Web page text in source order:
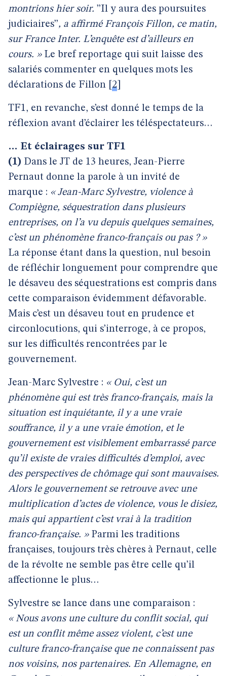
montrions hier soir. ’’Il y aura des poursuites
judiciaires’’, a affirmé François Fillon, ce matin,
sur France Inter. L’enquête est d’ailleurs en
cours. » Le bref reportage qui suit laisse des
salariés commenter en quelques mots les
déclarations de Fillon 2
TF1, en revanche, s’est donné le temps de la
réflexion avant d’éclairer les téléspectateurs…
… Et éclairages sur TF1
(1) Dans le JT de 13 heures, Jean-Pierre
Pernaut donne la parole à un invité de
marque : « Jean-Marc Sylvestre, violence à
Compiègne, séquestration dans plusieurs
entreprises, on l’a vu depuis quelques semaines,
c’est un phénomène franco-français ou pas ? »
La réponse étant dans la question, nul besoin
de réfléchir longuement pour comprendre que
le désaveu des séquestrations est compris dans
cette comparaison évidemment défavorable.
Mais c’est un désaveu tout en prudence et
circonlocutions, qui s’interroge, à ce propos,
sur les difficultés rencontrées par le
gouvernement.
Jean-Marc Sylvestre : « Oui, c’est un
phénomène qui est très franco-français, mais la
situation est inquiétante, il y a une vraie
souffrance, il y a une vraie émotion, et le
gouvernement est visiblement embarrassé parce
qu’il existe de vraies difficultés d’emploi, avec
des perspectives de chômage qui sont mauvaises.
Alors le gouvernement se retrouve avec une
multiplication d’actes de violence, vous le disiez,
mais qui appartient c’est vrai à la tradition
franco-française. » Parmi les traditions
françaises, toujours très chères à Pernaut, celle
de la révolte ne semble pas être celle qu’il
affectionne le plus…
Sylvestre se lance dans une comparaison :
« Nous avons une culture du conflit social, qui
est un conflit même assez violent, c’est une
culture franco-française que ne connaissent pas
nos voisins, nos partenaires. En Allemagne, en